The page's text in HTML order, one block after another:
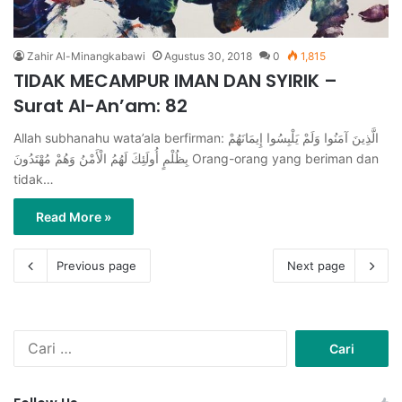
Zahir Al-Minangkabawi Agustus 30, 2018 0 1,815
TIDAK MECAMPUR IMAN DAN SYIRIK –
Surat Al-An’am: 82
Allah subhanahu wata’ala berfirman: الَّذِينَ آمَنُوا وَلَمْ يَلْبِسُوا إِيمَانَهُمْ
بِظُلْمٍ أُولَئِكَ لَهُمُ الْأَمْنُ وَهُمْ مُهْتَدُونَ Orang-orang yang beriman dan
tidak…
Read More »
Previous page Next page